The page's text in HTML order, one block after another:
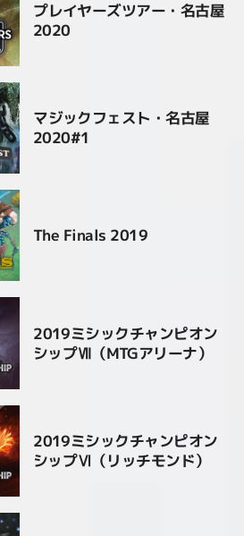
プレイヤーズツアー・名古屋
2020
マジックフェスト・名古屋
2020#1
The Finals 2019
2019ミシックチャンピオン
シップⅦ（MTGアリーナ）
2019ミシックチャンピオン
シップⅥ（リッチモンド）